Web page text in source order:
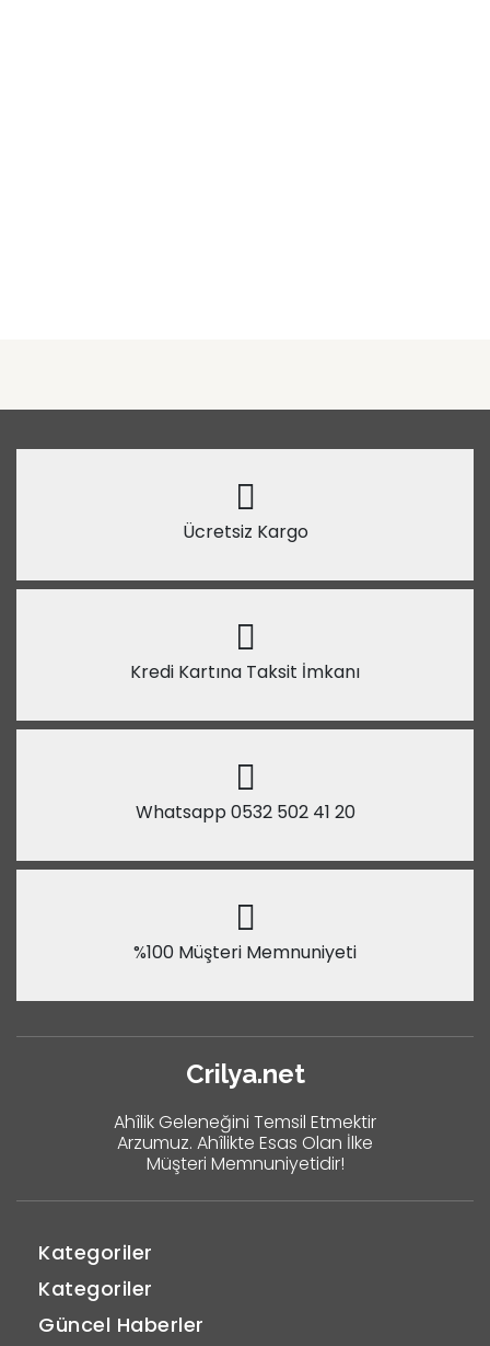
Ücretsiz Kargo
Kredi Kartına Taksit İmkanı
Whatsapp 0532 502 41 20
%100 Müşteri Memnuniyeti
Crilya.net
Ahîlik Geleneğini Temsil Etmektir
Arzumuz. Ahîlikte Esas Olan İlke
Müşteri Memnuniyetidir!
Kategoriler
Kategoriler
Güncel Haberler